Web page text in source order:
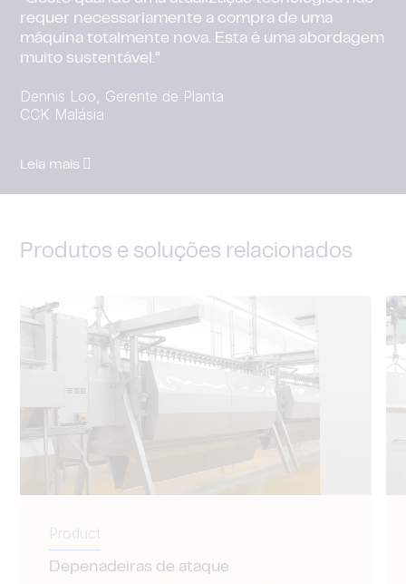
Leia mais
Leia mais
Produtos e soluções relacionados
Product
Depenadeiras de ataque